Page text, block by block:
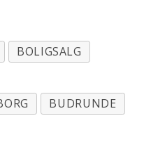
BOLIGSALG
BUDRUNDE